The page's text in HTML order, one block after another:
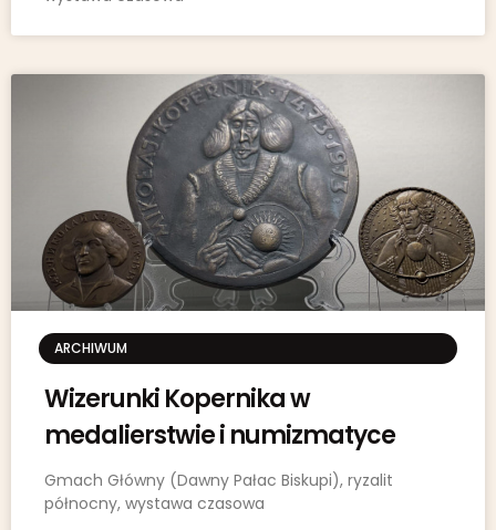
ARCHIWUM
Wizerunki Kopernika w
medalierstwie i numizmatyce
Gmach Główny (Dawny Pałac Biskupi), ryzalit
północny, wystawa czasowa